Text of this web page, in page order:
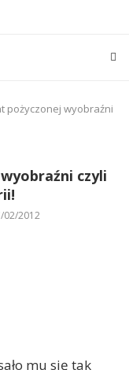
pożyczonej wyobraźni
czyli
02/2012
mu się tak